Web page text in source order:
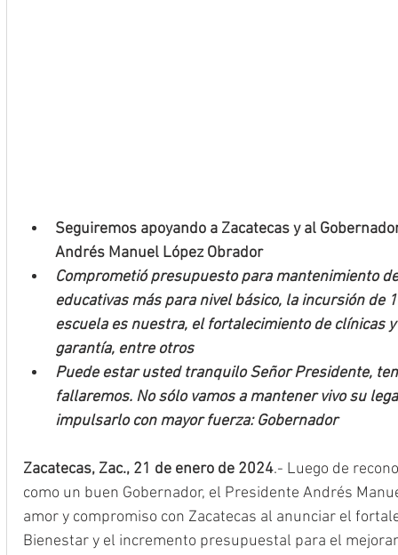
Seguiremos apoyando a Zacatecas y al
Andrés Manuel López Obrador
Comprometió presupuesto para mantenimiento
educativas más para nivel básico, la incursión de
escuela es nuestra, el fortalecimiento de clínicas
garantía, entre otros
Puede estar usted tranquilo Señor Presidente,
fallaremos. No sólo vamos a mantener vivo su
impulsarlo con mayor fuerza: Gobernador
Zacatecas, Zac., 21 de enero de 2024.- Luego de
como un buen Gobernador, el Presidente Andrés
amor y compromiso con Zacatecas al anunciar el
Bienestar y el incremento presupuestal para el